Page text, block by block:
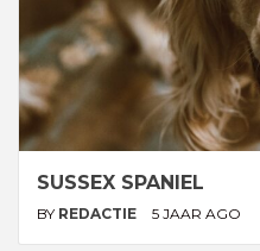
SUSSEX SPANIEL
BY REDACTIE 5 JAAR AGO